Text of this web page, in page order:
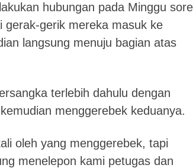
hubungan pada Minggu sore
gerak-gerik mereka masuk ke
langsung menuju bagian atas
terlebih dahulu dengan
menggerebek keduanya.
oleh yang menggerebek, tapi
menelepon kami petugas dan